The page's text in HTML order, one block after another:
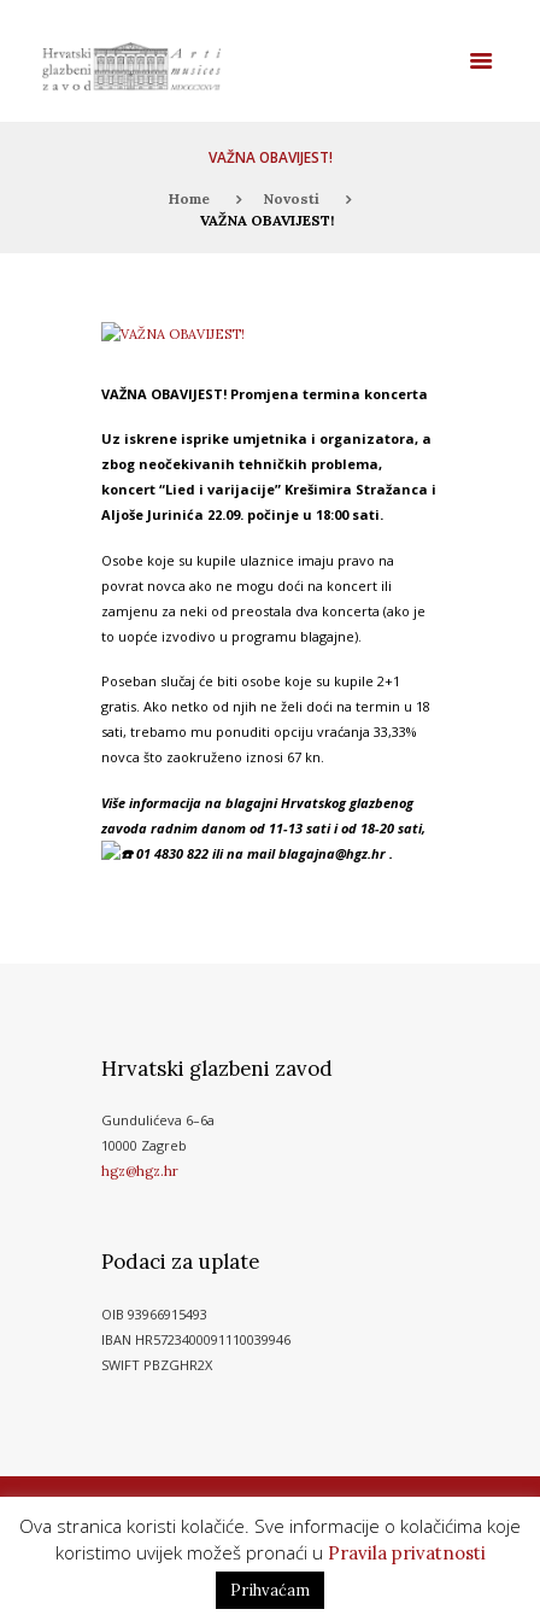
VAŽNA OBAVIJEST!
Home
Novosti
VAŽNA OBAVIJEST!
VAŽNA OBAVIJEST! Promjena termina koncerta
Uz iskrene isprike umjetnika i organizatora, a
zbog neočekivanih tehničkih problema,
koncert “Lied i varijacije” Krešimira Stražanca i
Aljoše Jurinića 22.09. počinje u 18:00 sati.
Osobe koje su kupile ulaznice imaju pravo na
povrat novca ako ne mogu doći na koncert ili
zamjenu za neki od preostala dva koncerta (ako je
to uopće izvodivo u programu blagajne).
Poseban slučaj će biti osobe koje su kupile 2+1
gratis. Ako netko od njih ne želi doći na termin u 18
sati, trebamo mu ponuditi opciju vraćanja 33,33%
novca što zaokruženo iznosi 67 kn.
Više informacija na blagajni Hrvatskog glazbenog
zavoda radnim danom od 11-13 sati i od 18-20 sati,
01 4830 822 ili na mail blagajna@hgz.hr .
Hrvatski glazbeni zavod
Gundulićeva 6–6a
10000 Zagreb
hgz@hgz.hr
Podaci za uplate
OIB 93966915493
IBAN HR5723400091110039946
SWIFT PBZGHR2X
Hrvatski glazbeni zavod© 2026. Sva prava pridržana
Pravila privatnosti
Ova stranica koristi kolačiće. Sve informacije o kolačićima koje
koristimo uvijek možeš pronaći u Pravila privatnosti
Prihvaćam